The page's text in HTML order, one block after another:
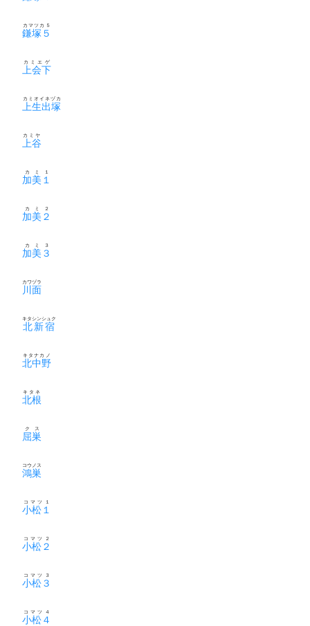
鎌塚５
カマツカ５
上会下
カミエゲ
上生出塚
カミオイネヅカ
上谷
カミヤ
加美１
カミ１
加美２
カミ２
加美３
カミ３
川面
カワヅラ
北新宿
キタシンシュク
北中野
キタナカノ
北根
キタネ
屈巣
クス
鴻巣
コウノス
小松１
コマツ１
小松２
コマツ２
小松３
コマツ３
小松４
コマツ４